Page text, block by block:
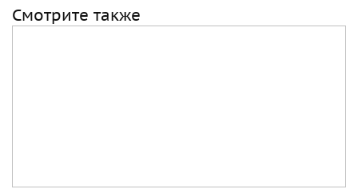
Смотрите также